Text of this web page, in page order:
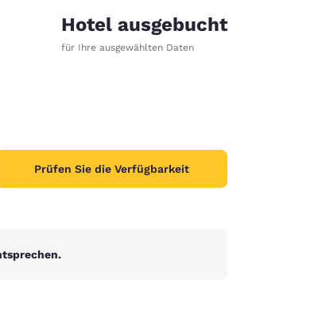
Hotel ausgebucht
für Ihre ausgewählten Daten
Prüfen Sie die Verfügbarkeit